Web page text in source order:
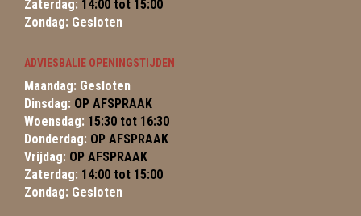
Zaterdag: 14:00 tot 15:00
Zondag: Gesloten
ADVIESBALIE OPENINGSTIJDEN
Maandag: Gesloten
Dinsdag: OP AFSPRAAK
Woensdag: 15:30 tot 16:30
Donderdag: OP AFSPRAAK
Vrijdag: OP AFSPRAAK
Zaterdag: 14:00 tot 15:00
Zondag: Gesloten